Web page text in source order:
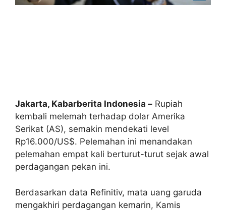
Jakarta, Kabarberita Indonesia – Rupiah
kembali melemah terhadap dolar Amerika
Serikat (AS), semakin mendekati level
Rp16.000/US$. Pelemahan ini menandakan
pelemahan empat kali berturut-turut sejak awal
perdagangan pekan ini.
Berdasarkan data Refinitiv, mata uang garuda
mengakhiri perdagangan kemarin, Kamis